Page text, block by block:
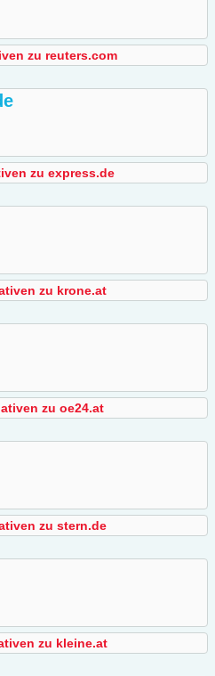
zu reuters.com
zu express.de
zu krone.at
zu oe24.at
zu stern.de
zu kleine.at